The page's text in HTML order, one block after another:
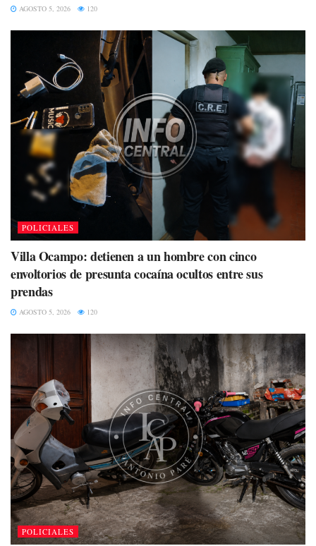
AGOSTO 5, 2026 120
POLICIALES
Villa Ocampo: detienen a un hombre con cinco
envoltorios de presunta cocaína ocultos entre sus
prendas
AGOSTO 5, 2026 120
POLICIALES